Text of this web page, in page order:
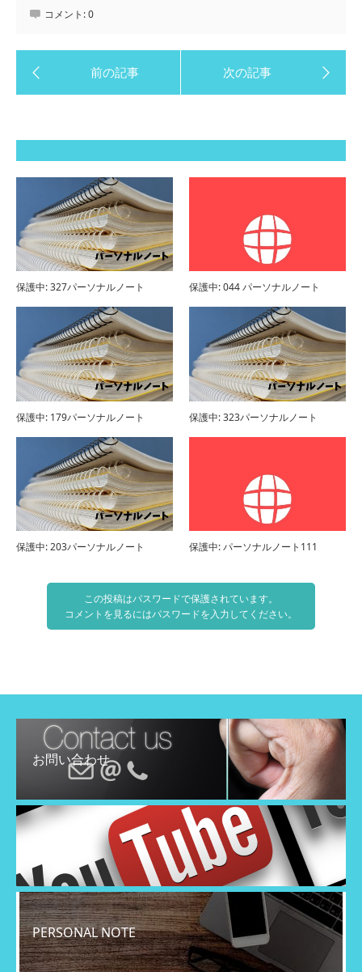
コメント:0
保護中: 327パーソナルノート 保護中: 044 パーソナルノート
保護中: 179パーソナルノート 保護中: 323パーソナルノート
保護中: 203パーソナルノート 保護中: パーソナルノート111
この投稿はパスワードで保護されています。
コメントを見るにはパスワードを入力してください。
お問い合わせ
PERSONAL NOTE